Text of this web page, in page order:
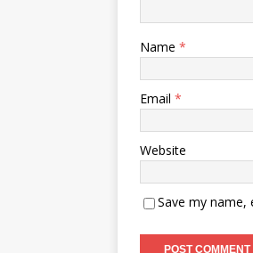
Name *
Email *
Website
Save my